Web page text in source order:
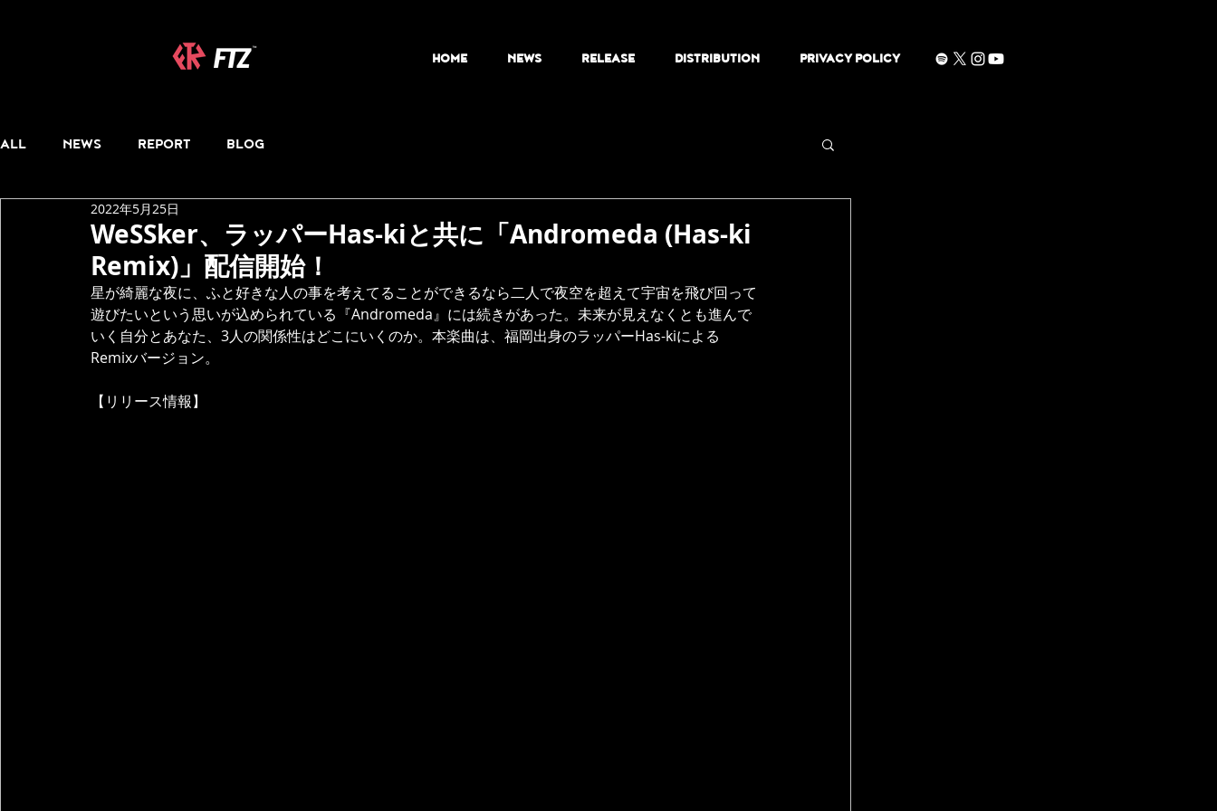
HOME NEWS RELEASE DISTRIBUTION PRIVACY POLICY
ALL NEWS REPORT BLOG
WeSSker、ラッパーHas-kiと共に「Andromeda (Has-ki
Remix)」配信開始！
2022年5月25日
星が綺麗な夜に、ふと好きな人の事を考えてることができるなら二人で夜空を超えて宇宙を飛び回って
遊びたいという思いが込められている『Andromeda』には続きがあった。未来が見えなくとも進んで
いく自分とあなた、3人の関係性はどこにいくのか。本楽曲は、福岡出身のラッパーHas-kiによる
Remixバージョン。
【リリース情報】